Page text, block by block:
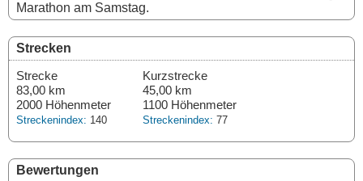
Marathon am Samstag.
Strecken
Strecke
83,00 km
2000 Höhenmeter
Streckenindex: 140
Kurzstrecke
45,00 km
1100 Höhenmeter
Streckenindex: 77
Bewertungen